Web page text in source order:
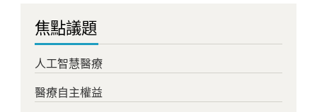
焦點議題
人工智慧醫療
醫療自主權益